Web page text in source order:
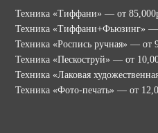
Техника «Тиффани» — от
Техника «Тиффани+Фьюзинг» —
Техника «Роспись ручная» — от
Техника «Пескоструй» — от
Техника «Лаковая
Техника «Фото-печать» — от